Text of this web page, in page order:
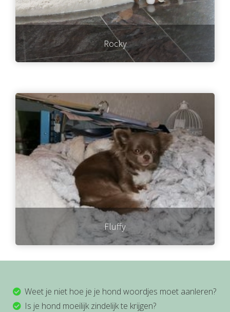
Rocky
Fluffy
Weet je niet hoe je je hond woordjes moet aanleren?
Is je hond moeilijk zindelijk te krijgen?